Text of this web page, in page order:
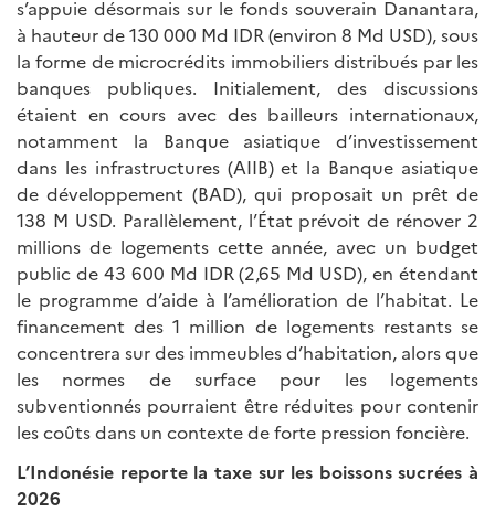
s’appuie désormais sur le fonds souverain Danantara,
à hauteur de 130 000 Md IDR (environ 8 Md USD), sous
la forme de microcrédits immobiliers distribués par les
banques publiques. Initialement, des discussions
étaient en cours avec des bailleurs internationaux,
notamment la Banque asiatique d’investissement
dans les infrastructures (AIIB) et la Banque asiatique
de développement (BAD), qui proposait un prêt de
138 M USD. Parallèlement, l’État prévoit de rénover 2
millions de logements cette année, avec un budget
public de 43 600 Md IDR (2,65 Md USD), en étendant
le programme d’aide à l’amélioration de l’habitat. Le
financement des 1 million de logements restants se
concentrera sur des immeubles d’habitation, alors que
les normes de surface pour les logements
subventionnés pourraient être réduites pour contenir
les coûts dans un contexte de forte pression foncière.
L’Indonésie reporte la taxe sur les boissons sucrées à
2026